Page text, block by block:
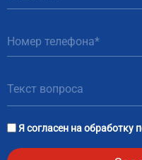
Я согласен наобработку